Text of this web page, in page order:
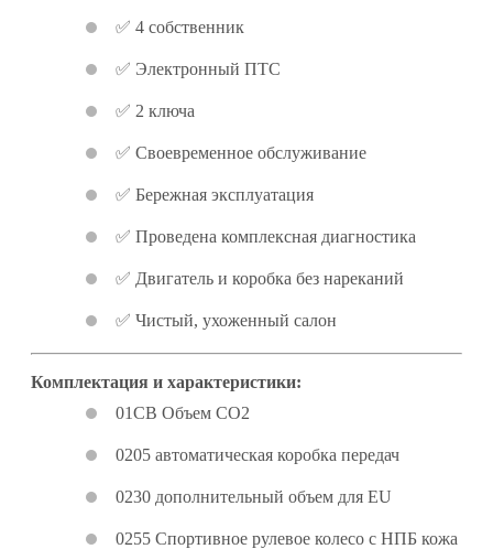
✅ 4 собственник
✅ Электронный ПТС
✅ 2 ключа
✅ Своевременное обслуживание
✅ Бережная эксплуатация
✅ Проведена комплексная диагностика
✅ Двигатель и коробка без нареканий
✅ Чистый, ухоженный салон
Комплектация и характеристики:
01CB Объем CO2
0205 автоматическая коробка передач
0230 дополнительный объем для EU
0255 Спортивное рулевое колесо с НПБ кожа